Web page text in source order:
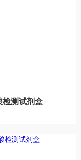
检测试剂盒